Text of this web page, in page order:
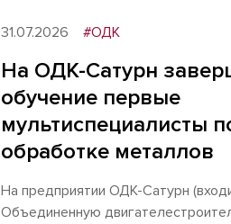
31.07.2026 #ОДК
На ОДК-Сатурн
обучение первые
мультиспециалисты
обработке металлов
На предприятии ОДК-Сатурн
Объединенную